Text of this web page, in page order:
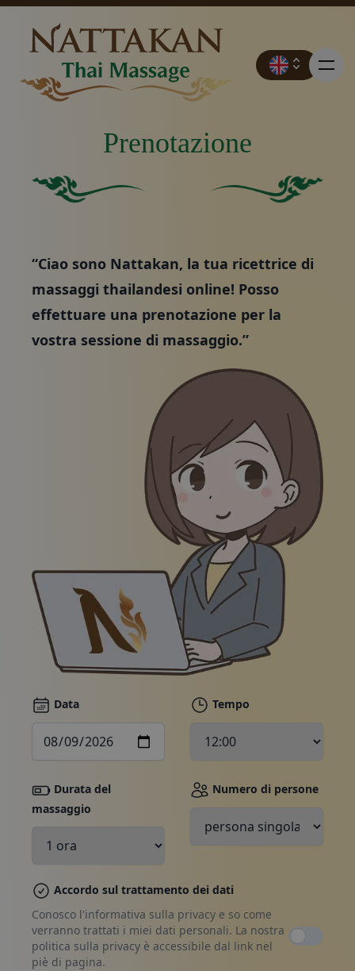
Prezzi
Contatto
Promozioni
Negozio online
Chiamateci
Buoni
Prenota, contattaci
Prenotazione
“Ciao sono Nattakan, la tua ricettrice di
massaggi thailandesi online! Posso
effettuare una prenotazione per la
vostra sessione di massaggio.”
Data Tempo
Durata del
massaggio
Numero di persone
Accordo sul trattamento dei dati
Conosco l'informativa sulla privacy e so come
verranno trattati i miei dati personali. La nostra
politica sulla privacy è accessibile dal link nel
piè di pagina.